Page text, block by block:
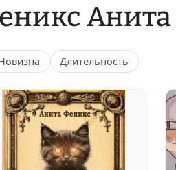
Анита
Длительность